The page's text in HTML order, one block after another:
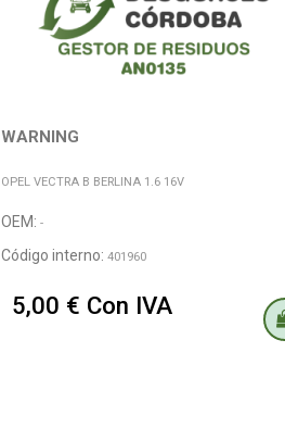
WARNING
OPEL VECTRA B BERLINA 1.6 16V
OEM: -
Código interno: 401960
5,00 € Con IVA